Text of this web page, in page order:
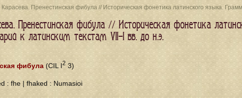
Карасева. Пренестинская фибула // Историческая фонетика латинского языка.
Пренестинская фибула // Историческая фонетика
к латинским текстам VII–I вв. до н.э.
фибула (CIL I2 3)
: fhe | fhaked : Numasioi